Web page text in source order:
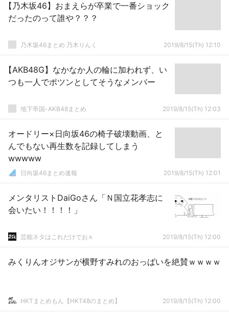
【乃木坂46】おまえらが卒業で一番ショック
だったのって誰や？？？
乃木坂46まとめ 乃木りんく 2019/8/15(Th) 12:10
【AKB48G】なかなか人の輪に加われず、い
つも一人でポツンとしてそうなメンバー
地下帝国-AKB48まとめ 2019/8/15(Th) 12:03
オードリー×日向坂46の椅子破壊動画、と
んでもない再生数を記録してしまう
wwwww
日向坂46まとめ速報 2019/8/15(Th) 12:01
メンタリストDaiGoさん「Ｎ国立花孝志に
会いたい！！！！」
芸能ネタはこれだけでおｋ 2019/8/15(Th) 12:00
みくりんオジサンが横野すみれのおっぱいを絶賛ｗｗｗｗ
HKTまとめもん【HKT48のまとめ】 2019/8/15(Th) 12:00